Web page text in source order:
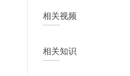
相关视频
相关知识